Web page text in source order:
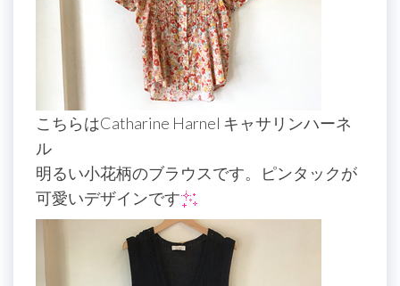
こちらはCatharine Harnel キャサリンハーネ
ル
明るい小花柄のブラウスです。ピンタックが
可愛いデザインです